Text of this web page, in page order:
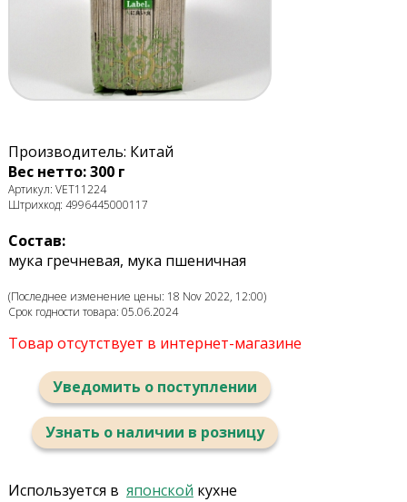
Производитель: Китай
Вес нетто: 300 г
Артикул: VET11224
Штрихкод: 4996445000117
Состав:
мука гречневая, мука пшеничная
(Последнее изменение цены: 18 Nov 2022, 12:00)
Срок годности товара: 05.06.2024
Товар отсутствует в интернет-магазине
Уведомить о поступлении
Узнать о наличии в розницу
Используется в японской кухне